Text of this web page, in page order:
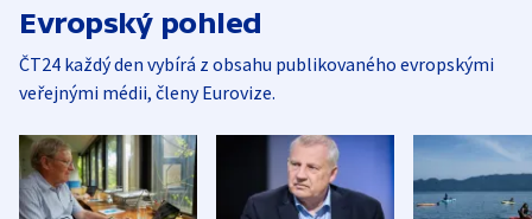
Evropský pohled
ČT24 každý den vybírá z obsahu publikovaného evropskými
veřejnými médii, členy Eurovize.